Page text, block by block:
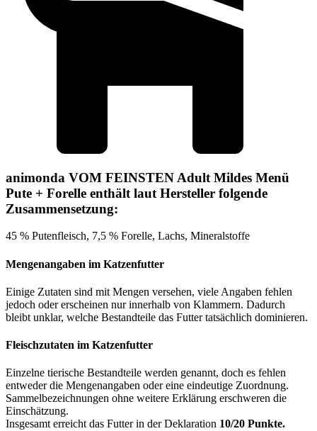
animonda VOM FEINSTEN Adult Mildes Menü
Pute + Forelle enthält laut Hersteller folgende
Zusammensetzung:
45 % Putenfleisch, 7,5 % Forelle, Lachs, Mineralstoffe
Mengenangaben im Katzenfutter
Einige Zutaten sind mit Mengen versehen, viele Angaben fehlen
jedoch oder erscheinen nur innerhalb von Klammern. Dadurch
bleibt unklar, welche Bestandteile das Futter tatsächlich dominieren.
Fleischzutaten im Katzenfutter
Einzelne tierische Bestandteile werden genannt, doch es fehlen
entweder die Mengenangaben oder eine eindeutige Zuordnung.
Sammelbezeichnungen ohne weitere Erklärung erschweren die
Einschätzung.
Insgesamt erreicht das Futter in der Deklaration 10/20 Punkte.